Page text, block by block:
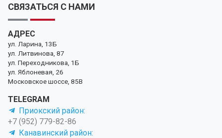
СВЯЗАТЬСЯ С НАМИ
АДРЕС
ул. Ларина, 13Б
ул. Литвинова, 87
ул. Переходникова, 1Б
ул. Яблоневая, 26
Московское шоссе, 85В
TELEGRAM
Приокский район:
+7 (952) 779-82-86
Канавинский район: